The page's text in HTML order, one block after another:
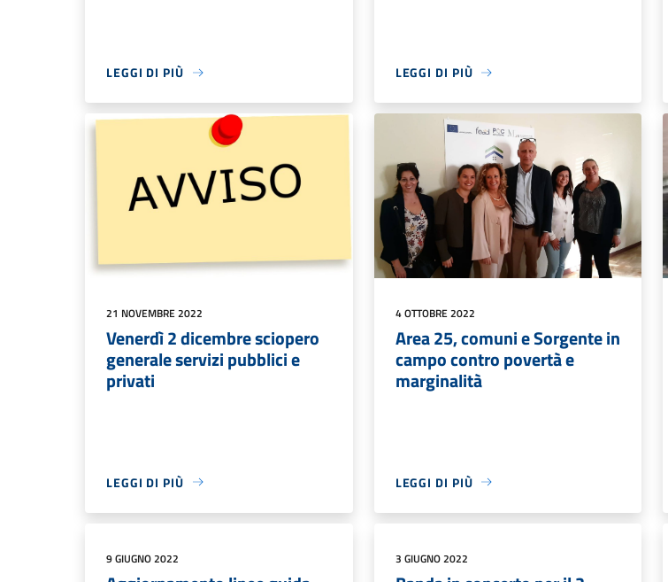
LEGGI DI PIÙ LEGGI DI PIÙ
21 NOVEMBRE 2022
Venerdì 2 dicembre sciopero
generale servizi pubblici e
privati
LEGGI DI PIÙ
4 OTTOBRE 2022
Area 25, comuni e Sorgente in
campo contro povertà e
marginalità
LEGGI DI PIÙ
9 GIUGNO 2022 3 GIUGNO 2022